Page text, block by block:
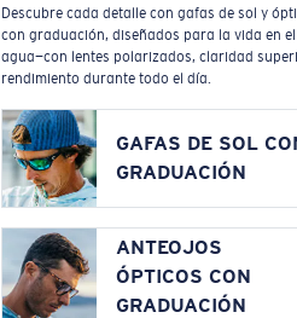
Descubre cada detalle con gafas de sol y
con graduación, diseñados para la vida en el
agua—con lentes polarizados, claridad
rendimiento durante todo el día.
GAFAS DE SOL
GRADUACIÓN
ANTEOJOS
ÓPTICOS CON
GRADUACIÓN